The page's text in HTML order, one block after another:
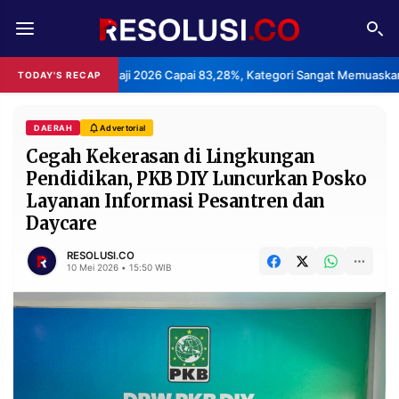
TODAY'S RECAP
Haji 2026 Capai 83,28%, Kategori Sangat Memuaskan. •
REDAKSI TENTANG
RESOLUSI IKLAN
RUBRIKASI
EDITORIAL AKSARA
FINANSIA
DAERAH NASIONAL
MANCA SPORT
DAERAH Advertorial
Cegah Kekerasan di Lingkungan
Pendidikan, PKB DIY Luncurkan Posko
Layanan Informasi Pesantren dan
Daycare
RESOLUSI.CO
10 Mei 2026 • 15:50 WIB